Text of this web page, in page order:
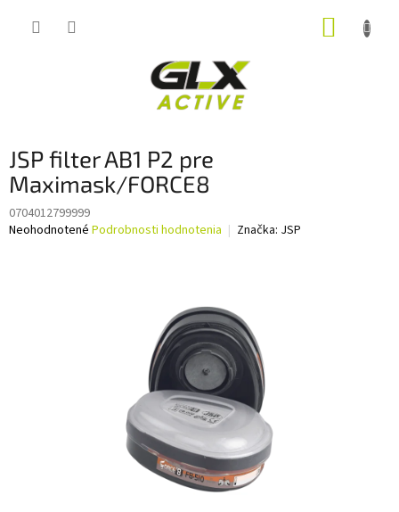
JSP filter AB1 P2 pre
Maximask/FORCE8
0704012799999
Priemerné
Neohodnotené Podrobnosti hodnotenia Značka: JSP